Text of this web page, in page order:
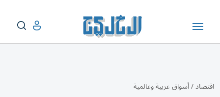
اقتصاد/أسواق عربية وعالمية